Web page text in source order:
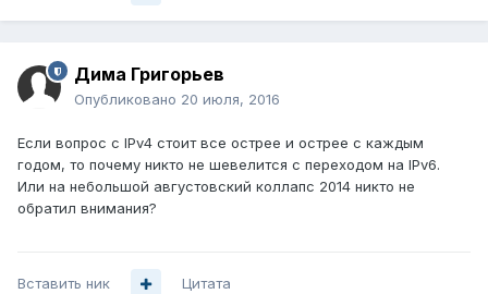
Дима Григорьев
Опубликовано 20 июля, 2016
Если вопрос с IPv4 стоит все острее и острее с каждым
годом, то почему никто не шевелится с переходом на IPv6.
Или на небольшой августовский коллапс 2014 никто не
обратил внимания?
Вставить ник Цитата